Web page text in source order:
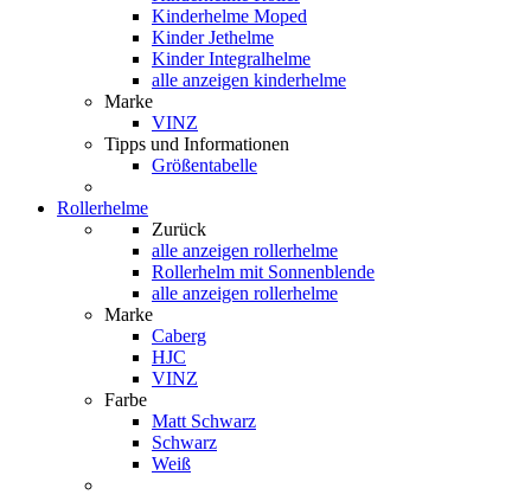
Kinderhelme Moped
Kinder Jethelme
Kinder Integralhelme
alle anzeigen kinderhelme
Marke
VINZ
Tipps und Informationen
Größentabelle
Rollerhelme
Zurück
alle anzeigen rollerhelme
Rollerhelm mit Sonnenblende
alle anzeigen rollerhelme
Marke
Caberg
HJC
VINZ
Farbe
Matt Schwarz
Schwarz
Weiß